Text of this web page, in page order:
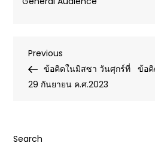
Post
navigation
Previous
Post
Previous
ข้อคิดในมิสซา วันศุกร์ที่
29 กันยายน ค.ศ.2023
ข้อ
Search